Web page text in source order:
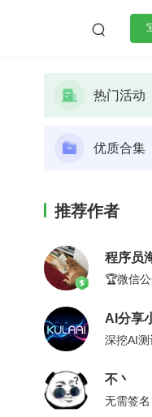

热门活动
优质合集
推荐作者
程序员
🏆微信
AI分享
深挖AI
不丶
无需签